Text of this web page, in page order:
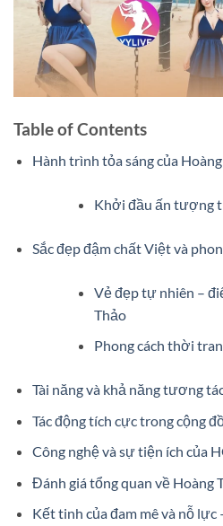
Table of Contents
Hành trình tỏa sáng của
Khởi đầu ấn tượng
Sắc đẹp đậm chất Việt và
Vẻ đẹp tự nhiên –
Thảo
Phong cách thời
Tài năng và khả năng tương
Tác động tích cực trong cộng
Công nghệ và sự tiện ích của
Đánh giá tổng quan về Hoàng
Kết tinh của đam mê và nỗ lực